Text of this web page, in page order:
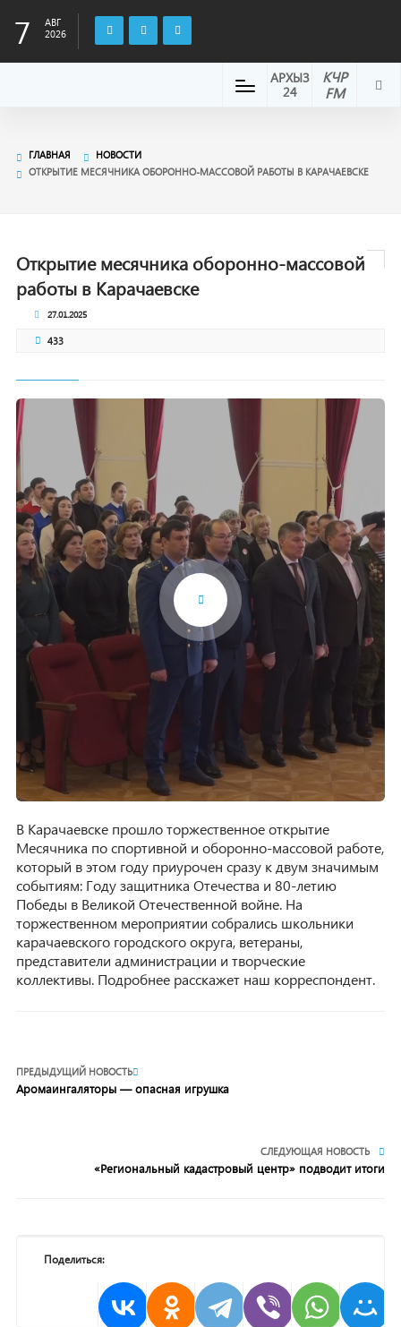
7
АВГ
2026
КЧР
FM
АРХЫЗ
24
ГЛАВНАЯ
НОВОСТИ
ОТКРЫТИЕ МЕСЯЧНИКА ОБОРОННО-МАССОВОЙ РАБОТЫ В КАРАЧАЕВСКЕ
Открытие месячника оборонно-массовой
работы в Карачаевске
27.01.2025
433
В Карачаевске прошло торжественное открытие
Месячника по спортивной и оборонно-массовой работе,
который в этом году приурочен сразу к двум значимым
событиям: Году защитника Отечества и 80-летию
Победы в Великой Отечественной войне. На
торжественном мероприятии собрались школьники
карачаевского городского округа, ветераны,
представители администрации и творческие
коллективы. Подробнее расскажет наш корреспондент.
ПРЕДЫДУЩИЙ НОВОСТЬ
Аромаингаляторы — опасная игрушка
СЛЕДУЮЩАЯ НОВОСТЬ
«Региональный кадастровый центр» подводит итоги
Поделиться: